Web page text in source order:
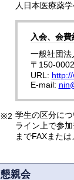
人日本医療薬
入会、会
一般社団法
〒150-
URL:
E-mail:
※2 学生の区分に
ライン上で参加
までFAXまた
懇親会